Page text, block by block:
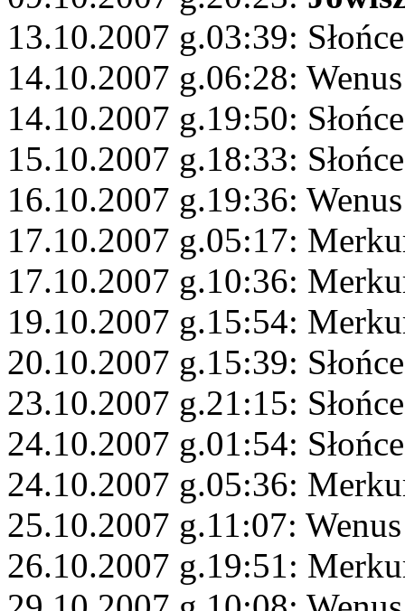
13.10.2007 g.03:39:
14.10.2007 g.06:28:
14.10.2007 g.19:50:
15.10.2007 g.18:33:
16.10.2007 g.19:36:
17.10.2007 g.05:17:
17.10.2007 g.10:36:
19.10.2007 g.15:54:
20.10.2007 g.15:39:
23.10.2007 g.21:15:
24.10.2007 g.01:54:
24.10.2007 g.05:36:
25.10.2007 g.11:07:
26.10.2007 g.19:51: